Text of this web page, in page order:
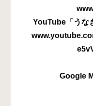
YouTube「うな
Google